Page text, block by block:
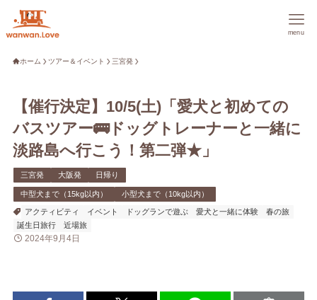
menu
ホーム ツアー＆イベント 三宮発
【催行決定】10/5(土)「愛犬と初めての
バスツアー🚌ドッグトレーナーと一緒に
淡路島へ行こう！第二弾★」
三宮発 大阪発 日帰り
中型犬まで（15kg以内） 小型犬まで（10kg以内）
アクティビティ イベント ドッグランで遊ぶ 愛犬と一緒に体験
春の旅
誕生日旅行
近場旅
2024年9月4日